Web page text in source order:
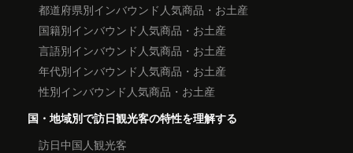
都道府県別インバウンド人気商品・お土産
国籍別インバウンド人気商品・お土産
言語別インバウンド人気商品・お土産
年代別インバウンド人気商品・お土産
性別インバウンド人気商品・お土産
国・地域別で訪日観光客の特性を理解する
訪日中国人観光客